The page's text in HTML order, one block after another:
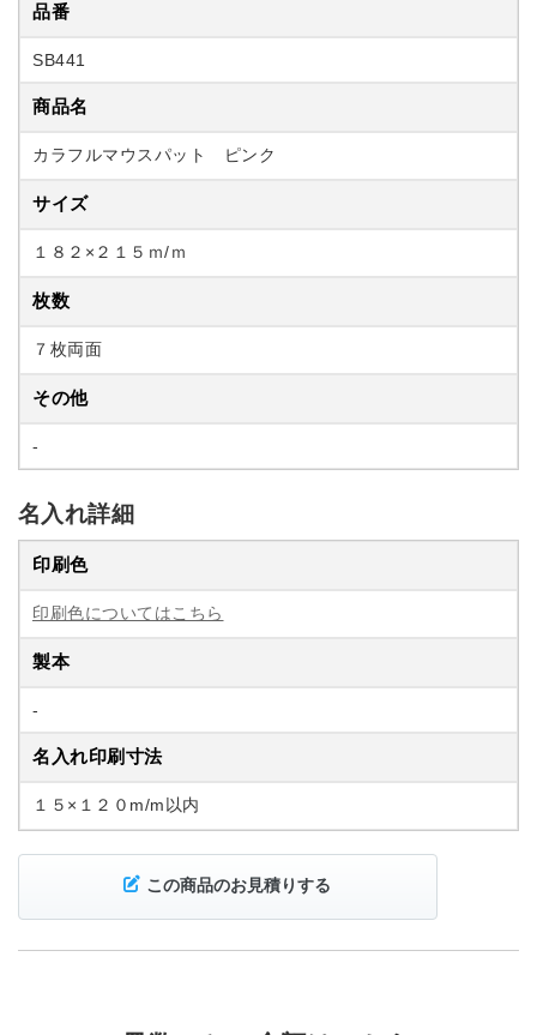
品番
SB441
商品名
カラフルマウスパット ピンク
サイズ
１８２×２１５ｍ/ｍ
枚数
７枚両面
その他
-
名入れ詳細
印刷色
印刷色についてはこちら
製本
-
名入れ印刷寸法
１５×１２０m/m以内
この商品のお見積りする